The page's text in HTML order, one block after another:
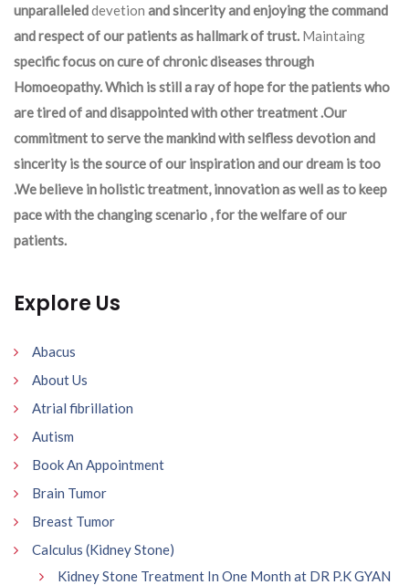
unparalleleddevetion and sincerity and enjoying the command
and respect of our patients as hallmark of trust. Maintaing
specific focus on cure of chronic diseases through
Homoeopathy. Which is still a ray of hope for the patients who
are tired of and disappointed with other treatment .Our
commitment to serve the mankind with selfless devotion and
sincerity is the source of our inspiration and our dream is too
.We believe in holistic treatment, innovation as well as to keep
pace with the changing scenario , for the welfare of our
patients.
Explore Us
Abacus
About Us
Atrial fibrillation
Autism
Book An Appointment
Brain Tumor
Breast Tumor
Calculus (Kidney Stone)
Kidney Stone Treatment In One Month at DR P.K GYAN